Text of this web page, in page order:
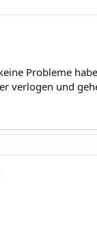
Probleme
verlogen und